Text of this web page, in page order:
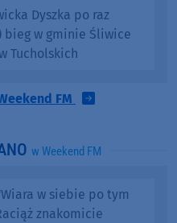
Dyszka po raz
bieg w gminie Śliwice
Tucholskich
FM
w Weekend FM
w siebie po tym
znakomicie